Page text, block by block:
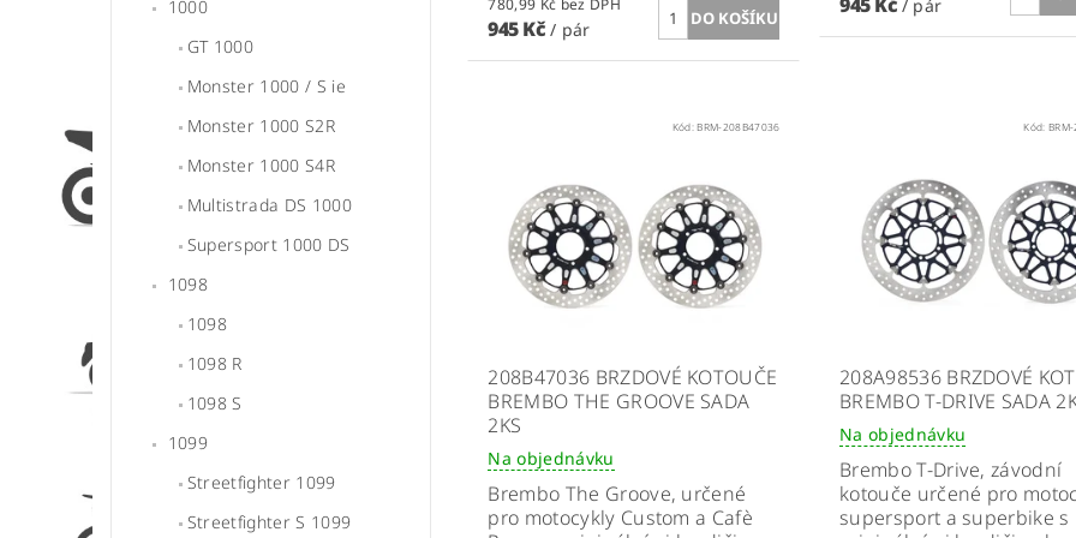
1000
GT 1000
Monster 1000 / S ie
Monster 1000 S2R
Monster 1000 S4R
Multistrada DS 1000
Supersport 1000 DS
1098
1098
1098 R
1098 S
1099
Streetfighter 1099
Streetfighter S 1099
780,99 Kč bez DPH
945 Kč/ pár
/ pár
Kód:BRM-208B47036
208B47036 BRZDOVÉ KOTOUČE
BREMBO THE GROOVE SADA
2KS
Na objednávku
Brembo The Groove, určené
pro motocykly Custom a Cafè
Kód:
208A98536 BRZDOVÉ
BREMBO T-DRIVE SADA
Na objednávku
Brembo T-Drive, závodní
kotouče určené pro
supersport a superbike s